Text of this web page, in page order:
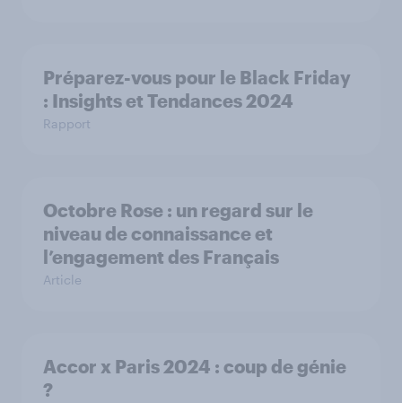
Préparez-vous pour le Black Friday
: Insights et Tendances 2024
Rapport
Octobre Rose : un regard sur le
niveau de connaissance et
l’engagement des Français
Article
Accor x Paris 2024 : coup de génie
?